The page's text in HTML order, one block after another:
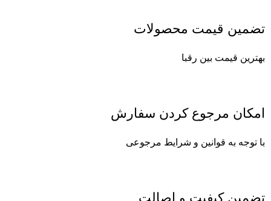
تضمین قیمت محصولات
بهترین قیمت بین رقبا
امکان مرجوع کردن سفارش
با توجه به قوانین و شرایط مرجوعی
تضمین کیفیت و اصالت